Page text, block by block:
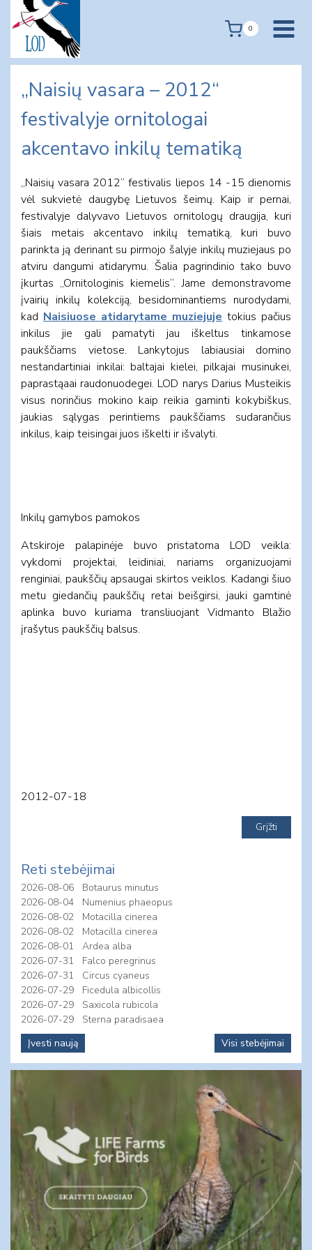
content
0
„Naisių vasara – 2012“
festivalyje ornitologai
akcentavo inkilų tematiką
„Naisių vasara 2012“ festivalis liepos 14 -15 dienomis
vėl sukvietė daugybę Lietuvos šeimų. Kaip ir pernai,
festivalyje dalyvavo Lietuvos ornitologų draugija, kuri
šiais metais akcentavo inkilų tematiką, kuri buvo
parinkta ją derinant su pirmojo šalyje inkilų muziejaus po
atviru dangumi atidarymu. Šalia pagrindinio tako buvo
įkurtas „Ornitologinis kiemelis“. Jame demonstravome
įvairių inkilų kolekciją, besidominantiems nurodydami,
kad Naisiuose atidarytame muziejuje tokius pačius
inkilus jie gali pamatyti jau iškeltus tinkamose
paukščiams vietose. Lankytojus labiausiai domino
nestandartiniai inkilai: baltajai kielei, pilkajai musinukei,
paprastąaai raudonuodegei. LOD narys Darius Musteikis
visus norinčius mokino kaip reikia gaminti kokybiškus,
jaukias sąlygas perintiems paukščiams sudarančius
inkilus, kaip teisingai juos iškelti ir išvalyti.
Inkilų gamybos pamokos
Atskiroje palapinėje buvo pristatoma LOD veikla:
vykdomi projektai, leidiniai, nariams organizuojami
renginiai, paukščių apsaugai skirtos veiklos. Kadangi šiuo
metu giedančių paukščių retai beišgirsi, jauki gamtinė
aplinka buvo kuriama transliuojant Vidmanto Blažio
įrašytus paukščių balsus.
2012-07-18
Reti stebėjimai
2026-08-06
Botaurus minutus
2026-08-04
Numenius phaeopus
2026-08-02
Motacilla cinerea
2026-08-02
Motacilla cinerea
2026-08-01
Ardea alba
2026-07-31
Falco peregrinus
2026-07-31
Circus cyaneus
2026-07-29
Ficedula albicollis
2026-07-29
Saxicola rubicola
2026-07-29
Sterna paradisaea
Įvesti naują
Visi stebėjimai